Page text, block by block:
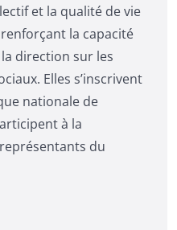
et la qualité de vie
la capacité
direction sur les
Elles s’inscrivent
nationale de
à la
du